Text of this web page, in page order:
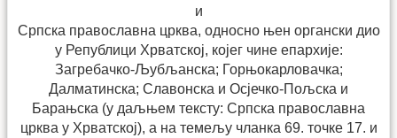
и
Српска православна црква, односно њен органски дио
у Републици Хрватској, којег чине епархије:
Загребачко-Љубљанска; Горњокарловачка;
Далматинска; Славонска и Осјечко-Пољска и
Барањска (у даљњем тексту: Српска православна
црква у Хрват­ској), а на темељу чланка 69. точке 17. и